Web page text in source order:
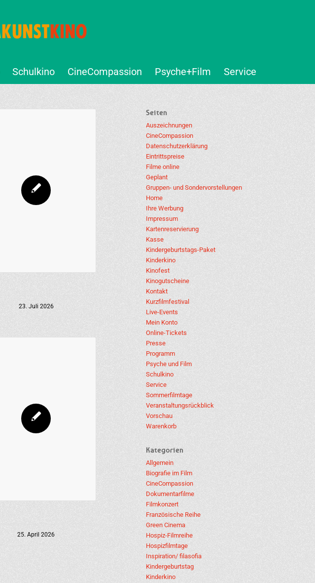
Schulkino CineCompassion Psyche+Film Service
23. Juli 2026
25. April 2026
Seiten
Auszeichnungen
CineCompassion
Datenschutzerklärung
Eintrittspreise
Filme online
Geplant
Gruppen- und Sondervorstellungen
Home
Ihre Werbung
Impressum
Kartenreservierung
Kasse
Kindergeburtstags-Paket
Kinderkino
Kinofest
Kinogutscheine
Kontakt
Kurzfilmfestival
Live-Events
Mein Konto
Online-Tickets
Presse
Programm
Psyche und Film
Schulkino
Service
Sommerfilmtage
Veranstaltungsrückblick
Vorschau
Warenkorb
Kategorien
Allgemein
Biografie im Film
CineCompassion
Dokumentarfilme
Filmkonzert
Französische Reihe
Green Cinema
Hospiz-Filmreihe
Hospizfilmtage
Inspiration/ filasofia
Kindergeburtstag
Kinderkino